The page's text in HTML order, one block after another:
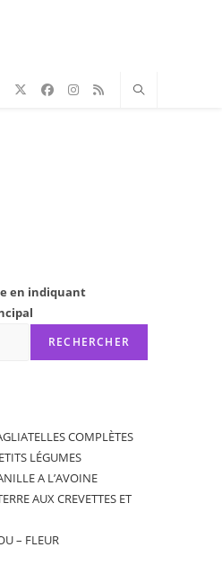
en indiquant
RECHERCHER
COMPLÈTES
LÉGUMES
A L’AVOINE
AUX CREVETTES ET
– FLEUR